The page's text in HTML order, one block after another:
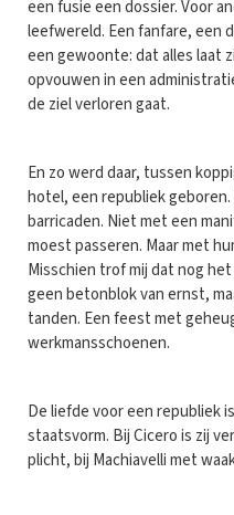
een fusie een dossier. Voor
leefwereld. Een fanfare, een
een gewoonte: dat alles laat
opvouwen in een
de ziel verloren gaat.
En zo werd daar, tussen
hotel, een republiek
barricaden. Niet met een
moest passeren. Maar met
Misschien trof mij dat nog
geen betonblok van ernst,
tanden. Een feest met
werkmansschoenen.
De liefde voor een republiek
staatsvorm. Bij Cicero is zij
plicht, bij Machiavelli met